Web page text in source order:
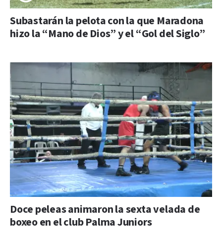
Subastarán la pelota con la que Maradona
hizo la “Mano de Dios” y el “Gol del Siglo”
Doce peleas animaron la sexta velada de
boxeo en el club Palma Juniors